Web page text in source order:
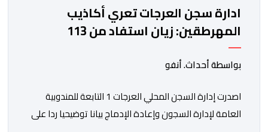
ادارة سجن العرجات تعري أكاذيب
المهرطقين: زيان استفاد من 113
استشارة و50 فحصا طبيا
بواسطة أحداث. أنفو
اصدرت إدارة السجن المحلي العرجات 1 التابعة للمندوبية
العامة لإدارة السجون وإعادة الإدماج بيانا توضيحيا ردا على